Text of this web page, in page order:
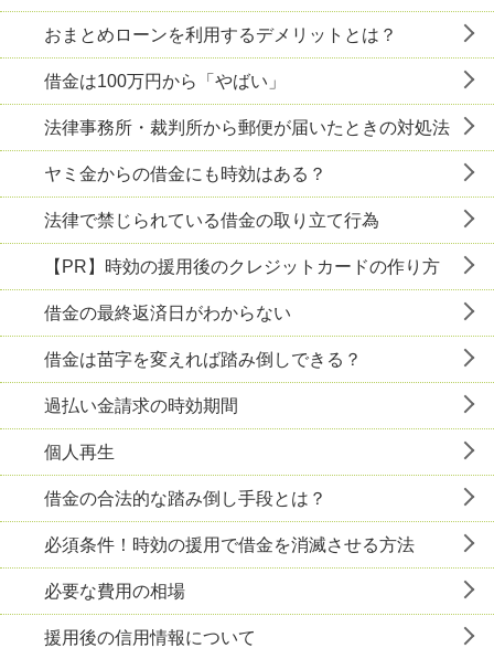
おまとめローンを利用するデメリットとは？
借金は100万円から「やばい」
法律事務所・裁判所から郵便が届いたときの対処法
ヤミ金からの借金にも時効はある？
法律で禁じられている借金の取り立て行為
【PR】時効の援用後のクレジットカードの作り方
借金の最終返済日がわからない
借金は苗字を変えれば踏み倒しできる？
過払い金請求の時効期間
個人再生
借金の合法的な踏み倒し手段とは？
必須条件！時効の援用で借金を消滅させる方法
必要な費用の相場
援用後の信用情報について